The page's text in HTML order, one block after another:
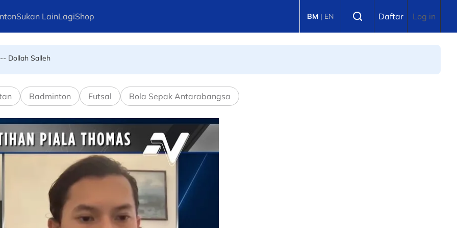
Sukan LainLagiShop BM | EN Daftar Log in
Badminton Futsal Bola Sepak Antarabangsa